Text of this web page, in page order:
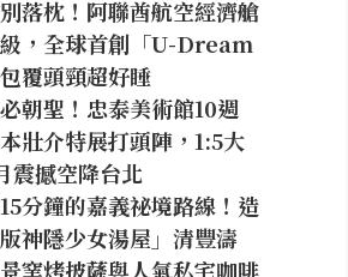
落枕！阿聯酋航空經濟艙
，全球首創「U-Dream
覆頭頸超好睡
朝聖！忠泰美術館10週
壯介特展打頭陣，1:5大
震撼空降台北
分鐘的嘉義祕境路線！造
神隱少女湯屋」清豐濤
窯烤披薩與人氣私宅咖啡